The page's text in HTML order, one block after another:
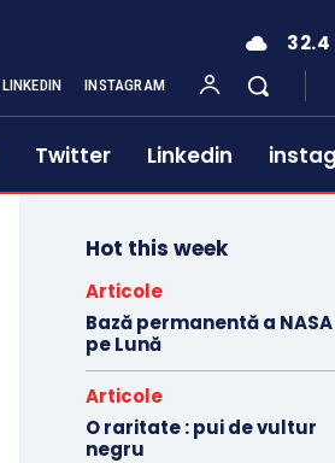
32.4
LINKEDIN INSTAGRAM
Twitter Linkedin
Hot this week
Articole
Bază permanentă a NASA
pe Lună
Articole
O raritate : pui de vultur
negru